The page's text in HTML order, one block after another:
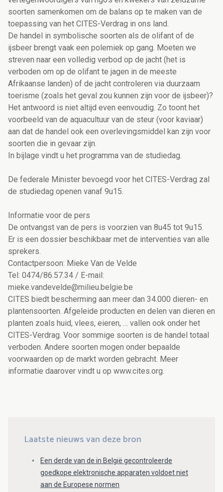
soorten samenkomen om de balans op te maken van de
toepassing van het CITES-Verdrag in ons land.
De handel in symbolische soorten als de olifant of de
ijsbeer brengt vaak een polemiek op gang. Moeten we
streven naar een volledig verbod op de jacht (het is
verboden om op de olifant te jagen in de meeste
Afrikaanse landen) of de jacht controleren via duurzaam
toerisme (zoals het geval zou kunnen zijn voor de ijsbeer)?
Het antwoord is niet altijd even eenvoudig. Zo toont het
voorbeeld van de aquacultuur van de steur (voor kaviaar)
aan dat de handel ook een overlevingsmiddel kan zijn voor
soorten die in gevaar zijn.
In bijlage vindt u het programma van de studiedag.
De federale Minister bevoegd voor het CITES-Verdrag zal
de studiedag openen vanaf 9u15.
Informatie voor de pers
De ontvangst van de pers is voorzien van 8u45 tot 9u15.
Er is een dossier beschikbaar met de interventies van alle
sprekers.
Contactpersoon: Mieke Van de Velde
Tel: 0474/86.57.34 / E-mail:
mieke.vandevelde@milieu.belgie.be
CITES biedt bescherming aan meer dan 34.000 dieren- en
plantensoorten. Afgeleide producten en delen van dieren en
planten zoals huid, vlees, eieren, … vallen ook onder het
CITES-Verdrag. Voor sommige soorten is de handel totaal
verboden. Andere soorten mogen onder bepaalde
voorwaarden op de markt worden gebracht. Meer
informatie daarover vindt u op www.cites.org.
Laatste nieuws van deze bron
Een derde van de in België gecontroleerde
goedkope elektronische apparaten voldoet niet
aan de Europese normen